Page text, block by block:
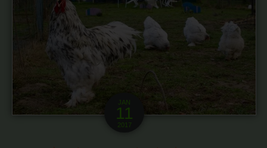
JAN
11
2017